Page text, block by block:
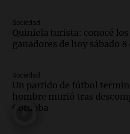
Audio.Joan Gaspart:
Messi hubiera llegado
Audio.El orgullo y el
Jorge Messi en una
Vargas en 2007
Sociedad
Quiniela turista: conocé
ganadores de hoy sábado 8
Sociedad
Un partido de fútbol
hombre murió tras
Córdoba